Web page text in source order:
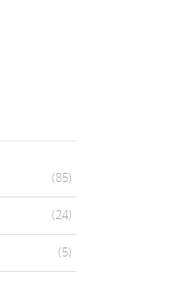
(85)
(24)
(5)